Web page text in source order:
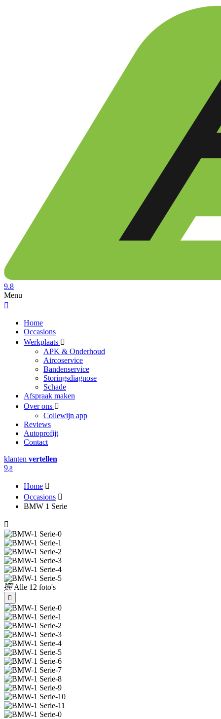
9.8
Menu
Home
Occasions
Werkplaats
APK & Onderhoud
Aircoservice
Bandenservice
Storingsdiagnose
Schade
Afspraak maken
Over ons
Collewijn app
Reviews
Autoprofijt
Contact
klanten vertellen
9,8
Home
Occasions
BMW 1 Serie
Alle 12 foto's